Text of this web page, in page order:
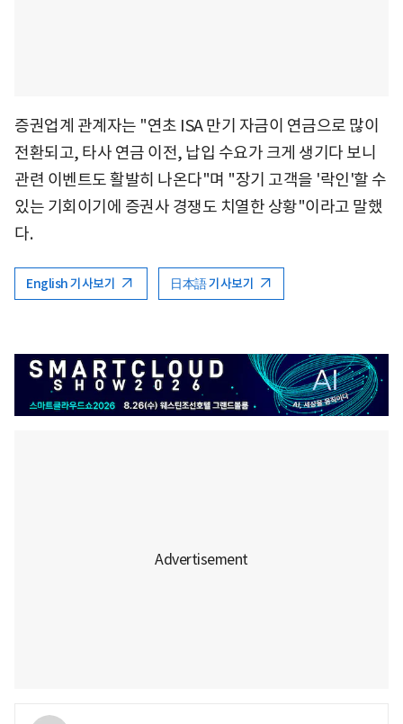
증권업계 관계자는 "연초 ISA 만기 자금이 연금으로 많이
전환되고, 타사 연금 이전, 납입 수요가 크게 생기다 보니
관련 이벤트도 활발히 나온다"며 "장기 고객을 '락인'할 수
있는 기회이기에 증권사 경쟁도 치열한 상황"이라고 말했
다.
English 기사보기 日本語 기사보기